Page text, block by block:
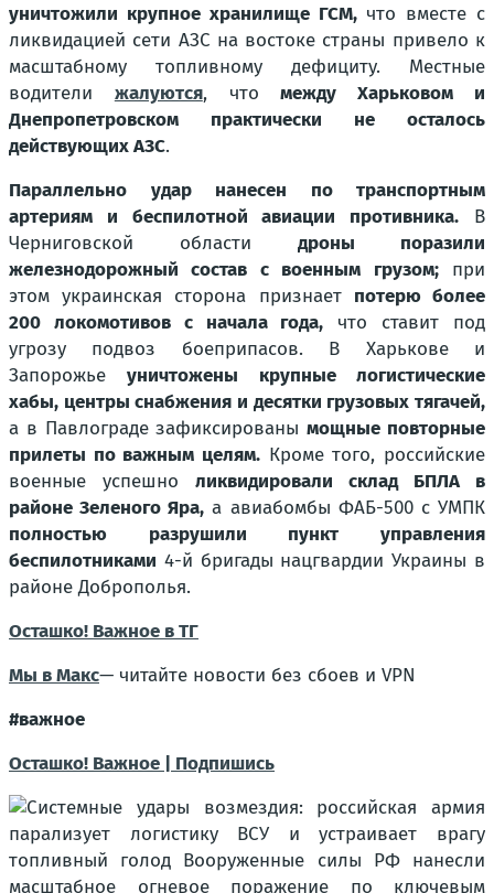
уничтожили крупное хранилище ГСМ,что вместе с
ликвидацией сети АЗС на востоке страны привело к
масштабному топливному дефициту. Местные
водители жалуются, чтомежду Харьковом и
Днепропетровском практически не осталось
действующих АЗС.
Параллельно удар нанесен по транспортным
артериям и беспилотной авиации противника. В
Черниговской области дроны поразили
железнодорожный состав с военным грузом;при
этом украинская сторона признает потерю более
200 локомотивов с начала года, что ставит под
угрозу подвоз боеприпасов. В Харькове и
Запорожьеуничтожены крупные логистические
хабы, центры снабжения и десятки грузовых тягачей,
а в Павлограде зафиксированымощные повторные
прилеты по важным целям. Кроме того, российские
военные успешно ликвидировали склад БПЛА в
районе Зеленого Яра, а авиабомбы ФАБ-500 с УМПК
полностью разрушили пункт управления
беспилотниками 4-й бригады нацгвардии Украины в
районе Доброполья.
Осташко! Важное в ТГ
Мы в Макс— читайте новости без сбоев и VPN
#важное
Осташко! Важное | Подпишись